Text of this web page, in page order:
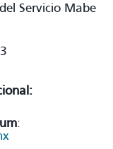
Servicio Mabe
: